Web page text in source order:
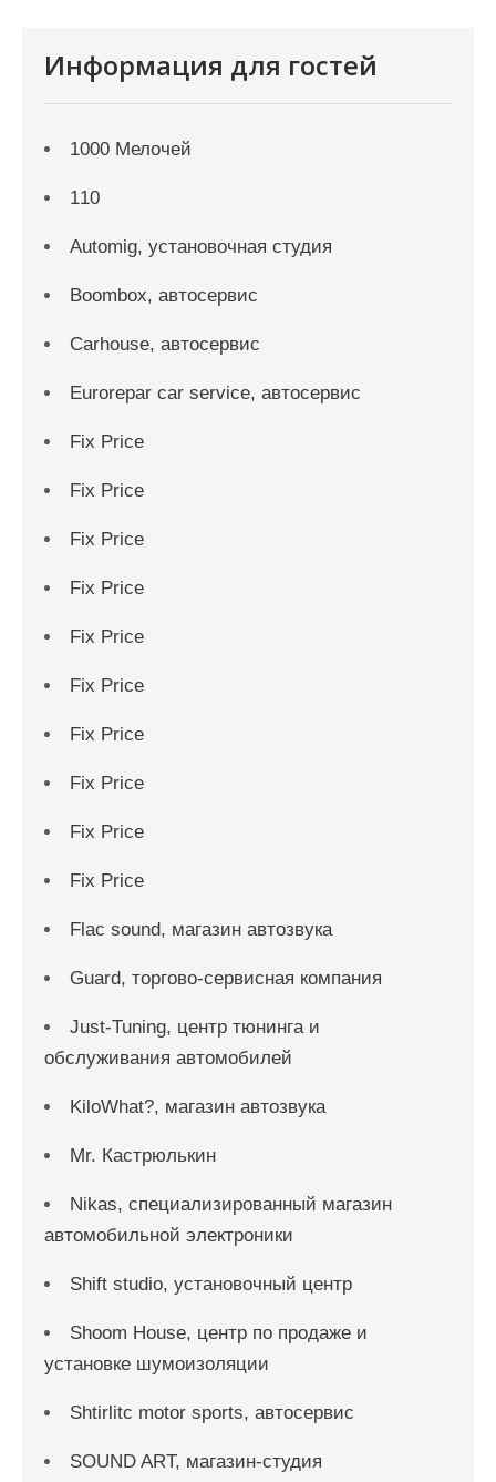
Информация для гостей
1000 Мелочей
110
Automig, установочная студия
Boombox, автосервис
Carhouse, автосервис
Eurorepar car service, автосервис
Fix Price
Fix Price
Fix Price
Fix Price
Fix Price
Fix Price
Fix Price
Fix Price
Fix Price
Fix Price
Flac sound, магазин автозвука
Guard, торгово-сервисная компания
Just-Tuning, центр тюнинга и
обслуживания автомобилей
KiloWhat?, магазин автозвука
Mr. Кастрюлькин
Nikas, специализированный магазин
автомобильной электроники
Shift studio, установочный центр
Shoom House, центр по продаже и
установке шумоизоляции
Shtirlitc motor sports, автосервис
SOUND ART, магазин-студия